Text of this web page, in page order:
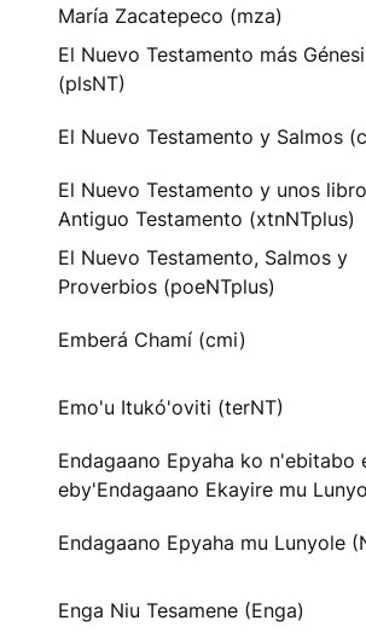
María Zacatepeco (mza)
El Nuevo Testamento más
(plsNT)
El Nuevo Testamento y Salmos
El Nuevo Testamento y unos
Antiguo Testamento (xtnNTplus)
El Nuevo Testamento, Salmos y
Proverbios (poeNTplus)
Emberá Chamí (cmi)
Emo'u Itukó'oviti (terNT)
Endagaano Epyaha ko n'ebitabo
eby'Endagaano Ekayire mu
Endagaano Epyaha mu Lunyole
Enga Niu Tesamene (Enga)